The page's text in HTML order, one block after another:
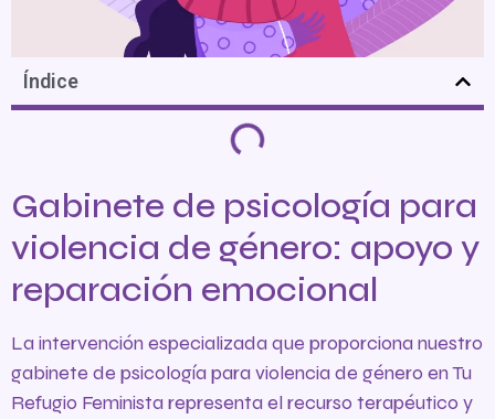
Índice
Gabinete de psicología para
violencia de género: apoyo y
reparación emocional
La intervención especializada que proporciona nuestro
gabinete de psicología para violencia de género en Tu
Refugio Feminista representa el recurso terapéutico y